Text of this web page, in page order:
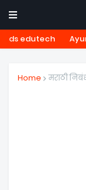
ds edutech
Home मराठी